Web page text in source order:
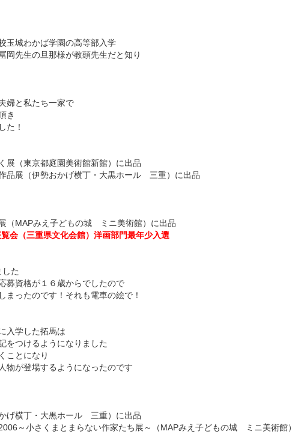
玉城わかば学園の高等部入学
岡先生の旦那様が教頭先生だと知り
婦と私たち一家で
き
た！
展（東京都庭園美術館新館）に出品
品展（伊勢おかげ横丁・大黒ホール 三重）に出品
（MAPみえ子どもの城 ミニ美術館）に出品
会（三重県文化会館）洋画部門最年少入選
た
募資格が１６歳からでしたので
まったのです！それも電車の絵で！
入学した拓馬は
をつけるようになりました
ことになり
物が登場するようになったのです
げ横丁・大黒ホール 三重）に出品
～小さくまとまらない作家たち展～（MAPみえ子どもの城 ミニ美術館）